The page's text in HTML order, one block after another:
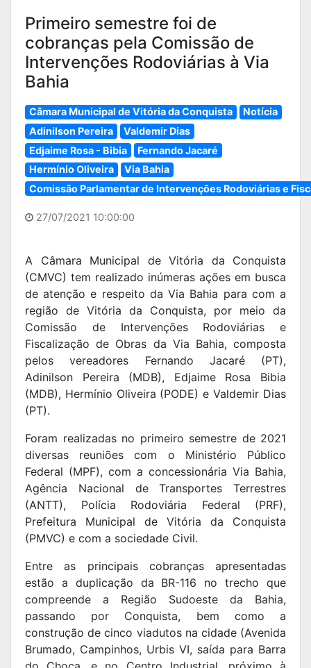
Primeiro semestre foi de
cobranças pela Comissão de
Intervenções Rodoviárias à Via
Bahia
Câmara Municipal de Vitória da Conquista
Notícia
Adinilson Pereira
Valdemir Dias
Edjaime Rosa - Bibia
Fernando Jacaré
Hermínio Oliveira
Via Bahia
Comissão Parlamentar de Intervenções Rodoviárias e
27/07/2021 10:00:00
A Câmara Municipal de Vitória da Conquista
(CMVC) tem realizado inúmeras ações em busca
de atenção e respeito da Via Bahia para com a
região de Vitória da Conquista, por meio da
Comissão de Intervenções Rodoviárias e
Fiscalização de Obras da Via Bahia, composta
pelos vereadores Fernando Jacaré (PT),
Adinilson Pereira (MDB), Edjaime Rosa Bibia
(MDB), Hermínio Oliveira (PODE) e Valdemir Dias
(PT).
Foram realizadas no primeiro semestre de 2021
diversas reuniões com o Ministério Público
Federal (MPF), com a concessionária Via Bahia,
Agência Nacional de Transportes Terrestres
(ANTT), Polícia Rodoviária Federal (PRF),
Prefeitura Municipal de Vitória da Conquista
(PMVC) e com a sociedade Civil.
Entre as principais cobranças apresentadas
estão a duplicação da BR-116 no trecho que
compreende a Região Sudoeste da Bahia,
passando por Conquista, bem como a
construção de cinco viadutos na cidade (Avenida
Brumado, Campinhos, Urbis VI, saída para Barra